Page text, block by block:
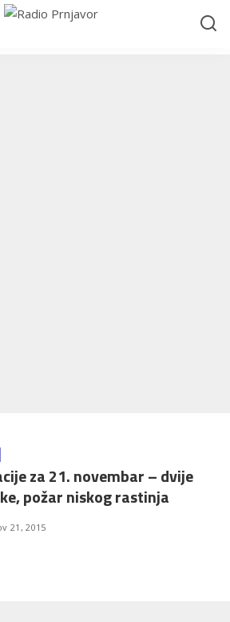
za 21. novembar – dvije
požar niskog rastinja
21, 2015